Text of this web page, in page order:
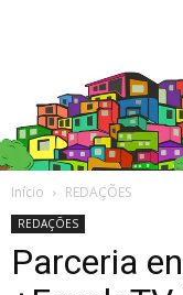
Início REDAÇÕES
REDAÇÕES
Parceria